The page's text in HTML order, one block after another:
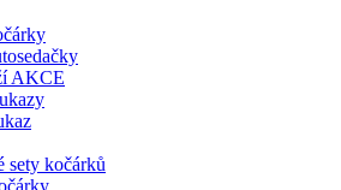
AKCE
sety kočárků